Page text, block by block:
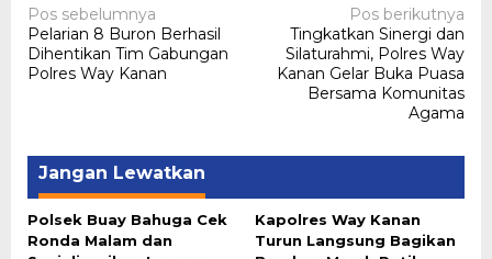
Navigasi
pos
Pos sebelumnya
Pelarian 8 Buron Berhasil
Dihentikan Tim Gabungan
Polres Way Kanan
Pos berikutnya
Tingkatkan Sinergi dan
Silaturahmi, Polres Way
Kanan Gelar Buka Puasa
Bersama Komunitas
Agama
Jangan Lewatkan
Polsek Buay Bahuga Cek
Ronda Malam dan
Kapolres Way Kanan
Turun Langsung Bagikan